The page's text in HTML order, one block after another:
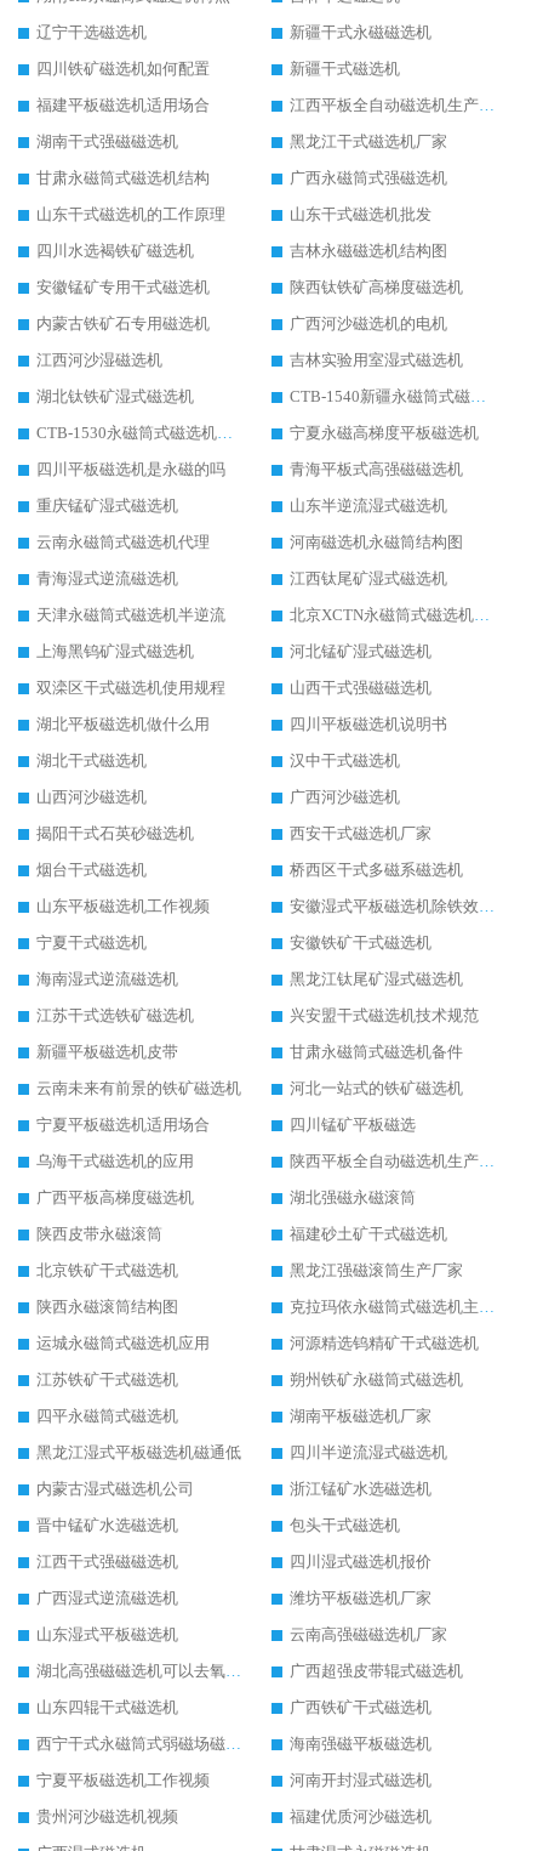
辽宁干选磁选机
新疆干式永磁磁选机
四川铁矿磁选机如何配置
新疆干式磁选机
福建平板磁选机适用场合
江西平板全自动磁选机生产厂家
湖南干式强磁磁选机
黑龙江干式磁选机厂家
甘肃永磁筒式磁选机结构
广西永磁筒式强磁选机
山东干式磁选机的工作原理
山东干式磁选机批发
四川水选褐铁矿磁选机
吉林永磁磁选机结构图
安徽锰矿专用干式磁选机
陕西钛铁矿高梯度磁选机
内蒙古铁矿石专用磁选机
广西河沙磁选机的电机
江西河沙湿磁选机
吉林实验用室湿式磁选机
湖北钛铁矿湿式磁选机
CTB-1540新疆永磁筒式磁选机
CTB-1530永磁筒式磁选机代理商
宁夏永磁高梯度平板磁选机
四川平板磁选机是永磁的吗
青海平板式高强磁磁选机
重庆锰矿湿式磁选机
山东半逆流湿式磁选机
云南永磁筒式磁选机代理
河南磁选机永磁筒结构图
青海湿式逆流磁选机
江西钛尾矿湿式磁选机
天津永磁筒式磁选机半逆流
北京XCTN永磁筒式磁选机磁块位置
上海黑钨矿湿式磁选机
河北锰矿湿式磁选机
双滦区干式磁选机使用规程
山西干式强磁磁选机
湖北平板磁选机做什么用
四川平板磁选机说明书
湖北干式磁选机
汉中干式磁选机
山西河沙磁选机
广西河沙磁选机
揭阳干式石英砂磁选机
西安干式磁选机厂家
烟台干式磁选机
桥西区干式多磁系磁选机
山东平板磁选机工作视频
安徽湿式平板磁选机除铁效果怎么样
宁夏干式磁选机
安徽铁矿干式磁选机
海南湿式逆流磁选机
黑龙江钛尾矿湿式磁选机
江苏干式选铁矿磁选机
兴安盟干式磁选机技术规范
新疆平板磁选机皮带
甘肃永磁筒式磁选机备件
云南未来有前景的铁矿磁选机
河北一站式的铁矿磁选机
宁夏平板磁选机适用场合
四川锰矿平板磁选
乌海干式磁选机的应用
陕西平板全自动磁选机生产厂家
广西平板高梯度磁选机
湖北强磁永磁滚筒
陕西皮带永磁滚筒
福建砂土矿干式磁选机
北京铁矿干式磁选机
黑龙江强磁滚筒生产厂家
陕西永磁滚筒结构图
克拉玛依永磁筒式磁选机主要技术参数
运城永磁筒式磁选机应用
河源精选钨精矿干式磁选机
江苏铁矿干式磁选机
朔州铁矿永磁筒式磁选机
四平永磁筒式磁选机
湖南平板磁选机厂家
黑龙江湿式平板磁选机磁通低
四川半逆流湿式磁选机
内蒙古湿式磁选机公司
浙江锰矿水选磁选机
晋中锰矿水选磁选机
包头干式磁选机
江西干式强磁磁选机
四川湿式磁选机报价
广西湿式逆流磁选机
潍坊平板磁选机厂家
山东湿式平板磁选机
云南高强磁磁选机厂家
湖北高强磁磁选机可以去氧化铝
广西超强皮带辊式磁选机
山东四辊干式磁选机
广西铁矿干式磁选机
西宁干式永磁筒式弱磁场磁选机结构图
海南强磁平板磁选机
宁夏平板磁选机工作视频
河南开封湿式磁选机
贵州河沙磁选机视频
福建优质河沙磁选机